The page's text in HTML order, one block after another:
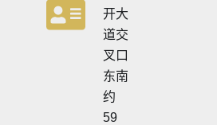
开大
道交
叉口
东南
约
59